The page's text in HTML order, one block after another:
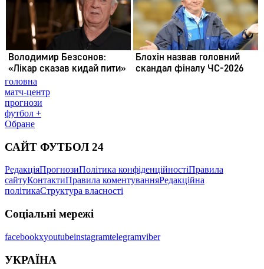
головна
матч-центр
прогнози
футбол +
Обране
САЙТ ФУТБОЛ 24
РедакціяПрогнозиПолітика конфіденційностіПравила
сайтуКонтактиПравила коментуванняРедакційна
політикаСтруктура власності
Соціальні мережі
facebookxyoutubeinstagramtelegramviber
УКРАЇНА